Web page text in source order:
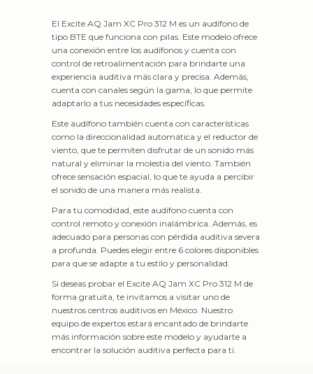
El Excite AQ Jam XC Pro 312 M es un audífono de
tipo BTE que funciona con pilas. Este modelo ofrece
una conexión entre los audífonos y cuenta con
control de retroalimentación para brindarte una
experiencia auditiva más clara y precisa. Además,
cuenta con canales según la gama, lo que permite
adaptarlo a tus necesidades específicas.
Este audífono también cuenta con características
como la direccionalidad automática y el reductor de
viento, que te permiten disfrutar de un sonido más
natural y eliminar la molestia del viento. También
ofrece sensación espacial, lo que te ayuda a percibir
el sonido de una manera más realista.
Para tu comodidad, este audífono cuenta con
control remoto y conexión inalámbrica. Además, es
adecuado para personas con pérdida auditiva severa
a profunda. Puedes elegir entre 6 colores disponibles
para que se adapte a tu estilo y personalidad.
Si deseas probar el Excite AQ Jam XC Pro 312 M de
forma gratuita, te invitamos a visitar uno de
nuestros centros auditivos en México. Nuestro
equipo de expertos estará encantado de brindarte
más información sobre este modelo y ayudarte a
encontrar la solución auditiva perfecta para ti.